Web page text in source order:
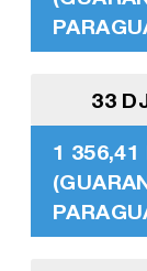
33
1 356,41